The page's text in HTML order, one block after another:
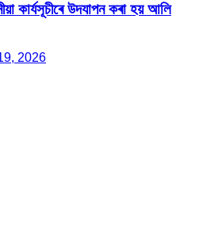
কাৰ্যসূচীৰে উদযাপন কৰা হয় আলি
2026